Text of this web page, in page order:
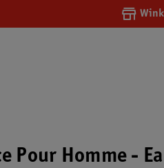
Pour Homme -